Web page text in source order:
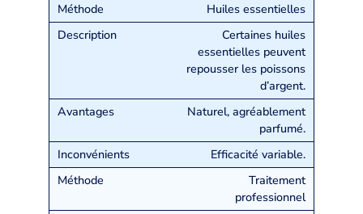
Huiles essentielles
Certaines huiles
essentielles peuvent
repousser les poissons
d’argent.
Naturel, agréablement
parfumé.
Efficacité variable.
Traitement
professionnel